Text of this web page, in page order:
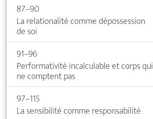
87–90
La relationalité comme dépossession
de soi
91–96
Performativité incalculable et corps qui
ne comptent pas
97–115
La sensibilité comme responsabilité